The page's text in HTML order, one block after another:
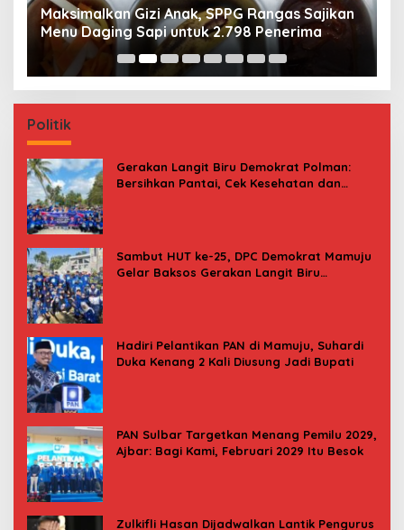
Maksimalkan Gizi Anak, SPPG Rangas Sajikan
Menu Daging Sapi untuk 2.798 Penerima
Politik
Gerakan Langit Biru Demokrat Polman:
Bersihkan Pantai, Cek Kesehatan dan
Sambut HUT ke-25, DPC Demokrat Mamuju
Gelar Baksos Gerakan Langit Biru
Hadiri Pelantikan PAN di Mamuju, Suhardi
Duka Kenang 2 Kali Diusung Jadi Bupati
PAN Sulbar Targetkan Menang Pemilu 2029,
Ajbar: Bagi Kami, Februari 2029 Itu Besok
Zulkifli Hasan Dijadwalkan Lantik Pengurus